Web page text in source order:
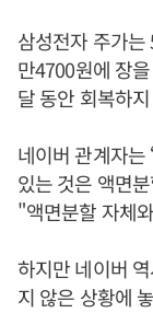
삼성전자 주가
만4700원에 장
달 동안 회복하
네이버 관계자
있는 것은 액면
"액면분할 자체
하지만 네이버
지 않은 상황에